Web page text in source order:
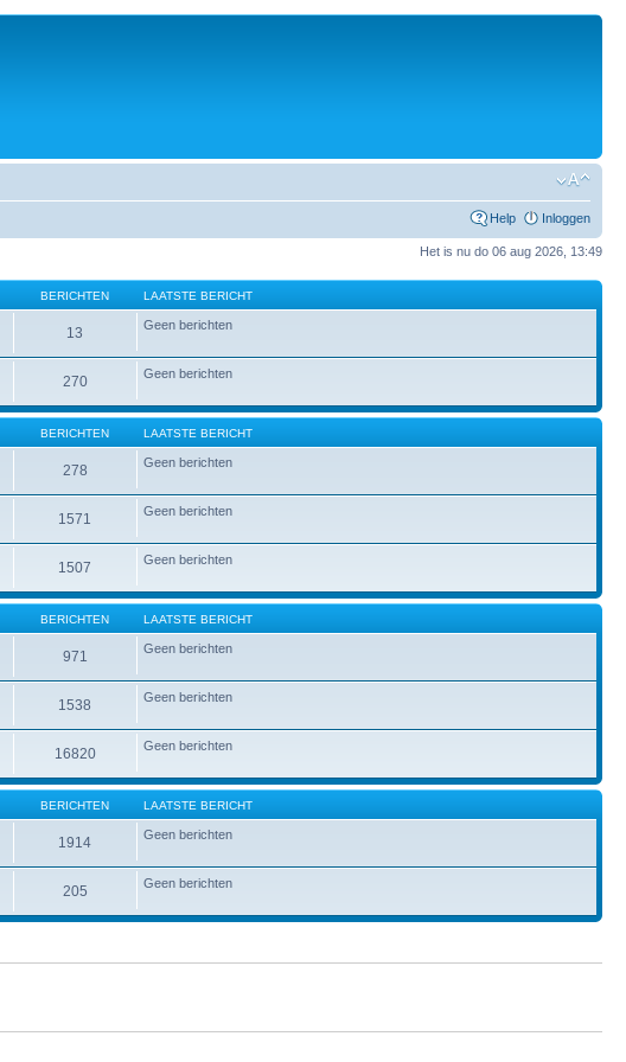
Help Inloggen
Het is nu do 06 aug 2026, 13:49
BERICHTEN LAATSTE BERICHT
13 Geen berichten
270 Geen berichten
BERICHTEN LAATSTE BERICHT
278 Geen berichten
1571 Geen berichten
1507 Geen berichten
BERICHTEN LAATSTE BERICHT
971 Geen berichten
1538 Geen berichten
16820 Geen berichten
BERICHTEN LAATSTE BERICHT
1914 Geen berichten
205 Geen berichten